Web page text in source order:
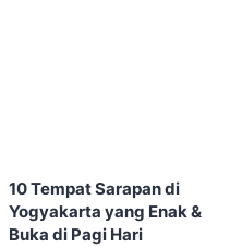
10 Tempat Sarapan di
Yogyakarta yang Enak &
Buka di Pagi Hari